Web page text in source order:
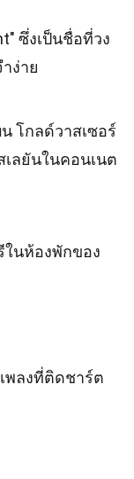
ซึ่งเป็นชื่อที่วง
ง่าย
โกลด์วาสเซอร์
ลยันในคอนเนต
ในห้องพักของ
พลงที่ติดชาร์ต